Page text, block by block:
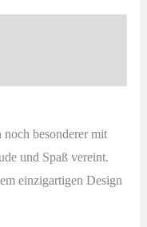
besonderer mit
und Spaß vereint.
einzigartigen Design